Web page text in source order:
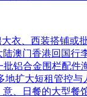
衣、西装搭铺或
澳门香港回国行
批铝合金围栏配件
地扩大短租管控与
、日餐的大型餐